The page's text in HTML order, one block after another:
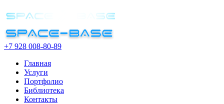
+7 928 008-80-89
Главная
Услуги
Портфолио
Библиотека
Контакты